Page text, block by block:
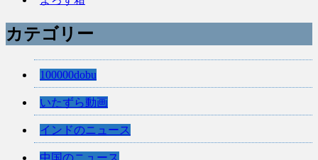
カテゴリー
100000dobu
いたずら動画
インドのニュース